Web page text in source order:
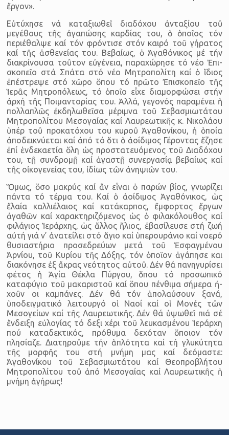
ἔργον».
Εὐτύχησε νά καταξιωθεῖ διαδόχου ἀνταξίου τοῦ
μεγέθους τῆς ἀγαπώσης καρδίας του, ὁ ὁποῖος τόν
περιέθαλψε καί τόν φρόντισε στόν καιρό τοῦ γήρατος
καί τῆς ἀσθενείας του. Βεβαίως, ὁ Ἀγαθόνι­κος μέ τήν
διακρίνουσα τοῦτον εὐγένεια, παραχώρησε τό νέο Ἐπι­
σκοπεῖο στά Σπάτα στό νέο Μητροπολίτη καί ὁ ἴδιος
ἐπέστρεψε στό χῶρο ὅπου τό πρῶτο Ἐπισκοπεῖο τῆς
Ἱερᾶς Μητροπόλεως, τό ὁποῖο εἶχε διαμορφώσει στήν
ἀρχή τῆς Ποιμαντορίας του. Ἀλλά, γεγονός παραμένει ἡ
πολλαπλῶς ἐκδηλωθεῖσα μέριμνα τοῦ Σεβασμιωτάτου
Μητροπολίτου Μεσογαίας καί Λαυρεωτικῆς κ. Νικολάου
ὑπέρ τοῦ προκατόχου του κυροῦ Ἀγαθονίκου, ἡ ὁποία
ἀποδεικνύεται καί ἀπό τό ὅτι ὁ ἀοίδιμος Γέροντας ἔζησε
ἐπί ἑνδεκαετία ὅλη ὡς προστατευό­μενος τοῦ Διαδόχου
του, τῇ συνδρομῇ καί ἀγαστῇ συνεργασίᾳ βε­βαίως καί
τῆς οἰκογενείας του, ἰδίως τῶν ἀνηψιῶν του.
Ὅμως, ὅσο μακρύς καί ἄν εἶναι ὁ παρών βίος, γνωρίζει
πάντα τό τέρμα του. Καί ὁ ἀοίδιμος Ἀγαθόνικος, ὡς
ἔλαία καλλιέλαιος καί κατάκαρπος, ἔμφορτος ἔργων
ἀγαθῶν καί χαρακτηριζόμενος ὡς ὁ φιλακόλουθος καί
φιλάγιος Ἱεράρχης, ὡς ἄλλος ἥλιος, ἐβασίλευσε στή ζωή
αὐτή γιά ν’ ἀνατείλει στό ἅγιο καί ὑπερουράνιο καί νοερό
θυσιαστήριο προσεδρεύων μετά τοῦ Ἐσφαγμένου
Ἀρνίου, τοῦ Κυρί­ου τῆς Δόξης, τόν ὁποῖον ἀγάπησε και
διακόνησε ἐξ ἄκρας νεότητος αὐτοῦ. Δέν θά πανηγυρίσει
φέτος ἡ Ἁγία Θέκλα Πύργου, ὅπου τό προσωπικό
καταφύγιο τοῦ μακαριστοῦ καί ὅπου πένθιμα σήμερα ἠ­
χοῦν οι καμπάνες. Δέν θά τόν ἀπολαύσουν ξανά,
ὑποδειγματικό λειτουργό οἱ Ναοί καί οἱ Μονές τῶν
Μεσογείων καί τῆς Λαυρεωτι­κῆς. Δέν θά ὑψωθεῖ πιά σέ
ἔνδειξη εὐλογίας τό δεξι χέρι τοῦ λευκα­σμένου Ἱεράρχη
πού καταδεκτικός, πρόθυμα δεχόταν ὅποιον τόν
πλησίαζε. Διατηροῦμε τήν ἁπλότητα καί τή γλυκύτητα
τῆς μορφῆς του στή μνήμη μας καί δεόμαστε:
Ἀγαθονίκου τοῦ Σεβασμιωτάτου καί Θεοπροβλήτου
Μητροπολίτου τοῦ ἀπό Μεσογαίας καί Λαυρεω­τικῆς ἡ
μνήμη ἀγήρως!